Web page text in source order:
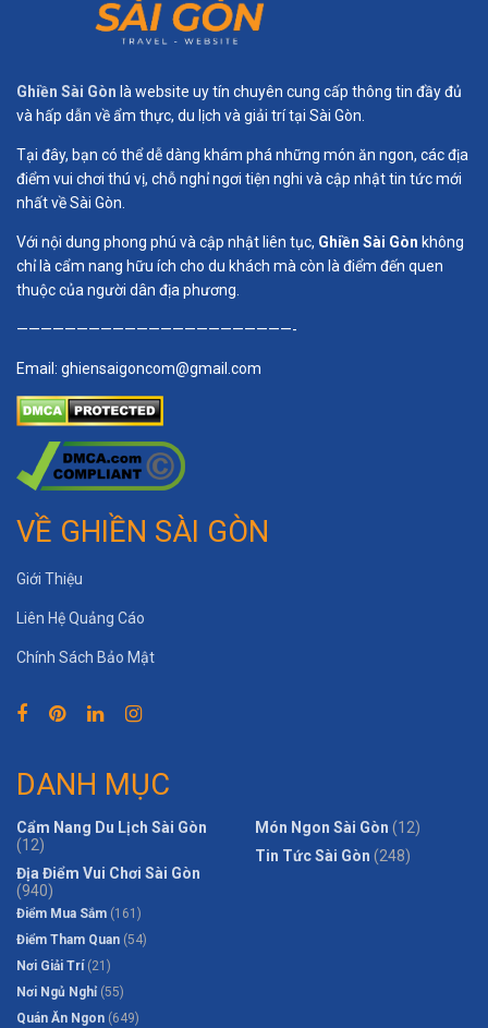
Ghiền Sài Gòn là website uy tín chuyên cung cấp thông tin đầy đủ
và hấp dẫn về ẩm thực, du lịch và giải trí tại Sài Gòn.
Tại đây, bạn có thể dễ dàng khám phá những món ăn ngon, các địa
điểm vui chơi thú vị, chỗ nghỉ ngơi tiện nghi và cập nhật tin tức mới
nhất về Sài Gòn.
Với nội dung phong phú và cập nhật liên tục, Ghiền Sài Gòn không
chỉ là cẩm nang hữu ích cho du khách mà còn là điểm đến quen
thuộc của người dân địa phương.
———————————————————————-
Email: ghiensaigoncom@gmail.com
VỀ GHIỀN SÀI GÒN
Giới Thiệu
Liên Hệ Quảng Cáo
Chính Sách Bảo Mật
DANH MỤC
Cẩm Nang Du Lịch Sài Gòn
(12)
Địa Điểm Vui Chơi Sài Gòn
(940)
Điểm Mua Sắm (161)
Điểm Tham Quan (54)
Nơi Giải Trí (21)
Nơi Ngủ Nghỉ (55)
Quán Ăn Ngon (649)
Món Ngon Sài Gòn (12)
Tin Tức Sài Gòn (248)